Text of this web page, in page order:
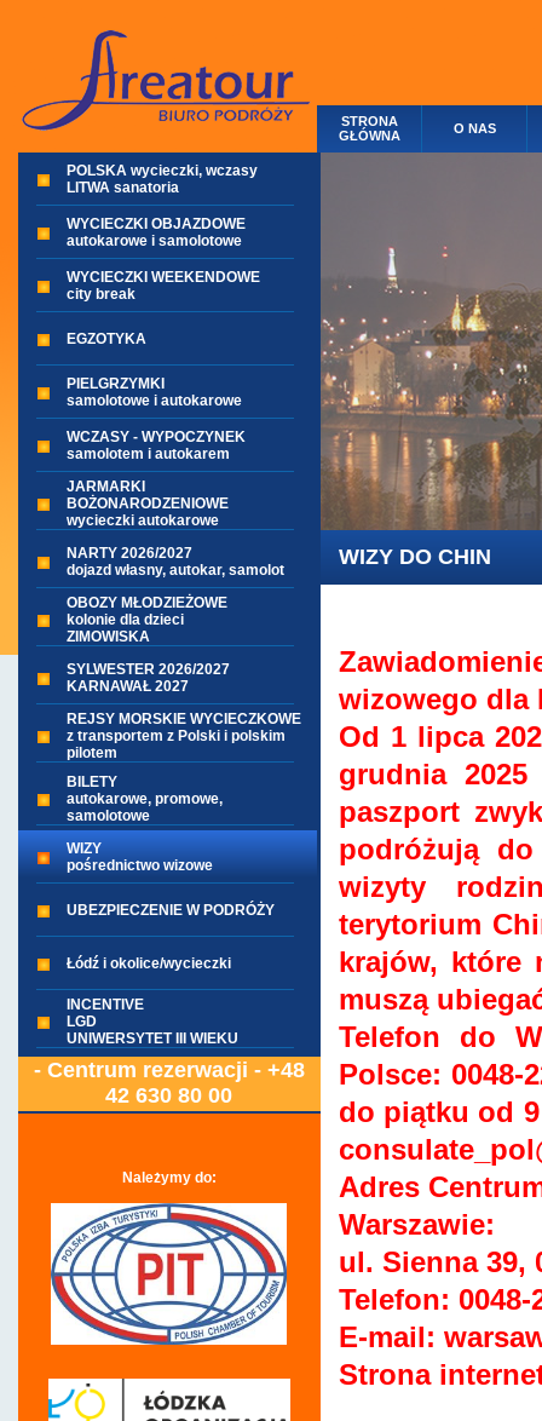
STRONA
GŁÓWNA
O NAS
POLSKA wycieczki, wczasy
LITWA sanatoria
WYCIECZKI OBJAZDOWE
autokarowe i samolotowe
WYCIECZKI WEEKENDOWE
city break
EGZOTYKA
PIELGRZYMKI
samolotowe i autokarowe
WCZASY - WYPOCZYNEK
samolotem i autokarem
JARMARKI
BOŻONARODZENIOWE
wycieczki autokarowe
NARTY 2026/2027
dojazd własny, autokar, samolot
OBOZY MŁODZIEŻOWE
kolonie dla dzieci
ZIMOWISKA
SYLWESTER 2026/2027
KARNAWAŁ 2027
REJSY MORSKIE WYCIECZKOWE
z transportem z Polski i polskim
pilotem
BILETY
autokarowe, promowe,
samolotowe
WIZY
pośrednictwo wizowe
UBEZPIECZENIE W PODRÓŻY
Łódź i okolice/wycieczki
INCENTIVE
LGD
UNIWERSYTET III WIEKU
- Centrum rezerwacji - +48
42 630 80 00
Należymy do:
WIZY DO CHIN
wizowego dla
Od 1 lipca
grudnia
paszport
podróżują
wizyty
terytorium
krajów, które
muszą
Telefon do
Polsce: 0048-
do piątku od
Adres
Warszawie:
ul. Sienna 39,
Telefon: 0048-
E-mail:
Strona